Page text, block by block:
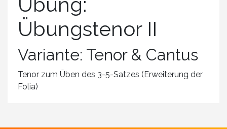
Übungstenor II
Variante: Tenor & Cantus
Tenor zum Üben des 3-5-Satzes (Erweiterung der
Folia)